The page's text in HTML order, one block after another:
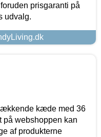
prisgaranti på
udvalg.
kæde med 36
på webshoppen kan
af produkterne